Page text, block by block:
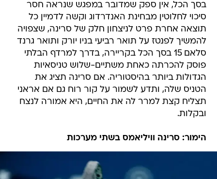
בסך הכל, אין ספק שמדובר במפגש שנראה חסר
סיכוי לחלוטין מבחינת האנדרדוג וקשה לדמיין כל
תוצאה אחרת פרט לניצחון חלק של סרינה, שצפויה
להמשיך לפנטז על תואר רביעי בניו יורק ותואר גרנד
סלאם 15 בסך הכל בקריירה, בדרך למרדף הבלתי
פוסק להכרתה כאחת משתיים-שלוש טניסאיות
הגדולות ביותר בהיסטוריה. אם סרינה תציג את
הטניס שלה, ותדע לשמור על קור רוח גם אם אראני
תצליח קצת למרר לה את החיים, היא אמורה לנצח
ובקלות.
הימור: סרינה וויליאמס בשתי מערכות